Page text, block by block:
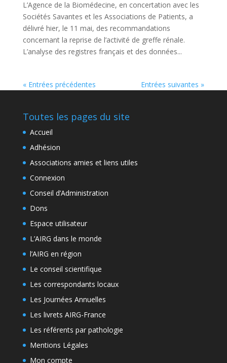
L’Agence de la Biomédecine, en concertation avec les
Sociétés Savantes et les Associations de Patients, a
délivré hier, le 11 mai, des recommandations
concernant la reprise de l’activité de greffe rénale.
L’analyse des registres français et des données...
« Entrées précédentes Entrées suivantes »
Toutes les pages du site
Accueil
Adhésion
Associations amies et liens utiles
Connexion
Conseil d’Administration
Dons
Espace utilisateur
L’AIRG dans le monde
l’AIRG en région
Le conseil scientifique
Les correspondants locaux
Les Journées Annuelles
Les livrets AIRG-France
Les référents par pathologie
Mentions Légales
Mon compte